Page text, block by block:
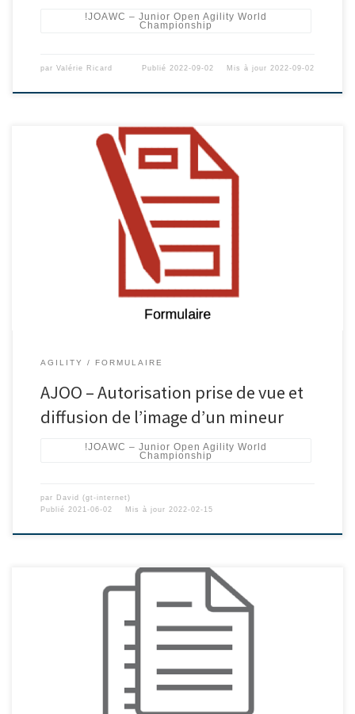
!JOAWC – Junior Open Agility World
Championship
par Valérie Ricard Publié2022-09-02 Mis à jour2022-09-02
AGILITY FORMULAIRE
AJOO – Autorisation prise de vue et
diffusion de l’image d’un mineur
!JOAWC – Junior Open Agility World
Championship
par David (gt-internet)
Publié 2021-06-02 Mis à jour 2022-02-15